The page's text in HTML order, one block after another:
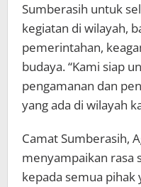
Sumberasih untuk
kegiatan di wilayah,
pemerintahan,
budaya. “Kami siap
pengamanan dan
yang ada di wilayah
Camat Sumberasih,
menyampaikan rasa
kepada semua